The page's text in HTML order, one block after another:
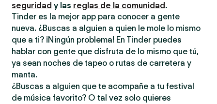
seguridad y las reglas de la comunidad .
Tinder es la mejor app para conocer a gente
nueva. ¿Buscas a alguien a quien le mole lo mismo
que a ti? ¡Ningún problema! En Tinder puedes
hablar con gente que disfruta de lo mismo que tú,
ya sean noches de tapeo o rutas de carretera y
manta.
¿Buscas a alguien que te acompañe a tu festival
de música favorito? O tal vez solo quieres